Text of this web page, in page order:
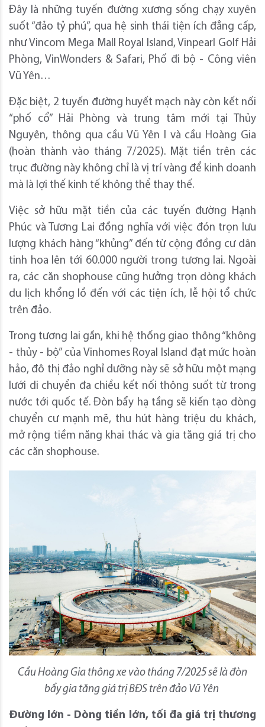
Đây là những tuyến đường xương sống chạy xuyên
suốt “đảo tỷ phú”, qua hệ sinh thái tiện ích đẳng cấp,
như Vincom Mega Mall Royal Island, Vinpearl Golf Hải
Phòng, VinWonders & Safari, Phố đi bộ - Công viên
Vũ Yên…
Đặc biệt, 2 tuyến đường huyết mạch này còn kết nối
“phố cổ” Hải Phòng và trung tâm mới tại Thủy
Nguyên, thông qua cầu Vũ Yên I và cầu Hoàng Gia
(hoàn thành vào tháng 7/2025). Mặt tiền trên các
trục đường này không chỉ là vị trí vàng để kinh doanh
mà là lợi thế kinh tế không thể thay thế.
Việc sở hữu mặt tiền của các tuyến đường Hạnh
Phúc và Tương Lai đồng nghĩa với việc đón trọn lưu
lượng khách hàng “khủng” đến từ cộng đồng cư dân
tinh hoa lên tới 60.000 người trong tương lai. Ngoài
ra, các căn shophouse cũng hưởng trọn dòng khách
du lịch khổng lồ đến với các tiện ích, lễ hội tổ chức
trên đảo.
Trong tương lai gần, khi hệ thống giao thông “không
- thủy - bộ” của Vinhomes Royal Island đạt mức hoàn
hảo, đô thị đảo nghỉ dưỡng này sẽ sở hữu một mạng
lưới di chuyển đa chiều kết nối thông suốt từ trong
nước tới quốc tế. Đòn bẩy hạ tầng sẽ kiến tạo dòng
chuyển cư mạnh mẽ, thu hút hàng triệu du khách,
mở rộng tiềm năng khai thác và gia tăng giá trị cho
các căn shophouse.
Cầu Hoàng Gia thông xe vào tháng 7/2025 sẽ là đòn
bẩy gia tăng giá trị BĐS trên đảo Vũ Yên
Đường lớn - Dòng tiền lớn, tối đa giá trị thương